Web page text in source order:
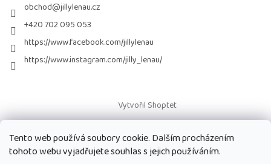
Tento web používá soubory cookie. Dalším procházením
tohoto webu vyjadřujete souhlas s jejich používáním.
obchod@jillylenau.cz
+420 702 095 053
https://www.facebook.com/jillylenau
https://www.instagram.com/jilly_lenau/
Vytvořil Shoptet
Copyright 2026Paruky Jilly Lenau s.r.o.. Všechna práva vyhrazena.